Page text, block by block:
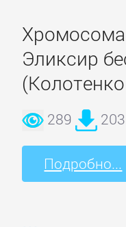
Эликсир
289 203
Подробно...
Триллеры
Зарубежные
детективы